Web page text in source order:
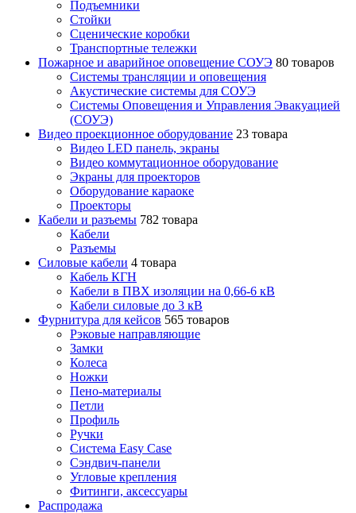
Подъемники
Стойки
Сценические коробки
Транспортные тележки
Пожарное и аварийное оповещение СОУЭ 80 товаров
Cистемы трансляции и оповещения
Акустические системы для СОУЭ
Системы Оповещения и Управления Эвакуацией
(СОУЭ)
Видео проекционное оборудование 23 товара
Видео LED панель, экраны
Видео коммутационное оборудование
Экраны для проекторов
Оборудование караоке
Проекторы
Кабели и разъемы 782 товара
Кабели
Разъемы
Силовые кабели 4 товара
Кабель КГН
Кабели в ПВХ изоляции на 0,66-6 кВ
Кабели силовые до 3 кВ
Фурнитура для кейсов 565 товаров
Рэковые направляющие
Замки
Колеса
Ножки
Пено-материалы
Петли
Профиль
Ручки
Система Easy Case
Сэндвич-панели
Угловые крепления
Фитинги, аксессуары
Распродажа